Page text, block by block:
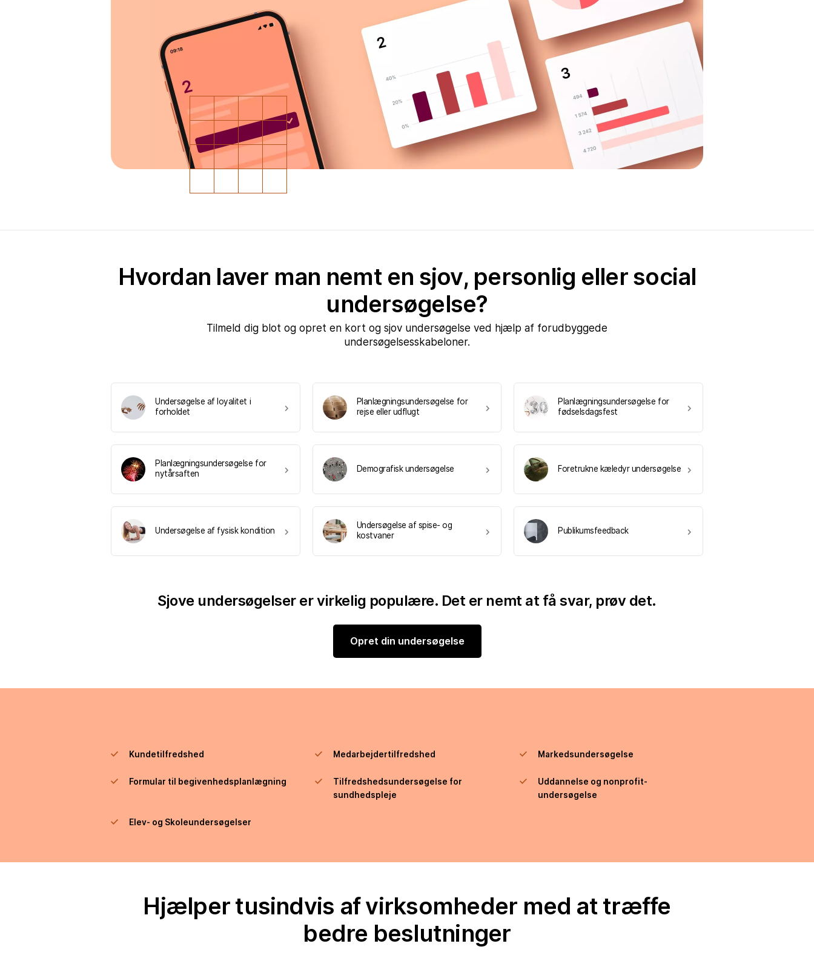
Hvordan laver man nemt en sjov, personlig eller social
undersøgelse?
Tilmeld dig blot og opret en kort og sjov undersøgelse ved hjælp af forudbyggede
undersøgelsesskabeloner.
Undersøgelse af loyalitet i
forholdet
Planlægningsundersøgelse for
rejse eller udflugt
Planlægningsundersøgelse for
fødselsdagsfest
Planlægningsundersøgelse for
nytårsaften
Demografisk undersøgelse Foretrukne kæledyr undersøgelse
Undersøgelse af fysisk kondition
Undersøgelse af spise- og
kostvaner
Publikumsfeedback
Sjove undersøgelser er virkelig populære. Det er nemt at få svar, prøv det.
Opret din undersøgelse
Kundetilfredshed Medarbejdertilfredshed Markedsundersøgelse
Formular til begivenhedsplanlægning
Tilfredshedsundersøgelse for
sundhedspleje
Uddannelse og nonprofit-
undersøgelse
Elev- og Skoleundersøgelser
Hjælper tusindvis af virksomheder med at træffe
bedre beslutninger